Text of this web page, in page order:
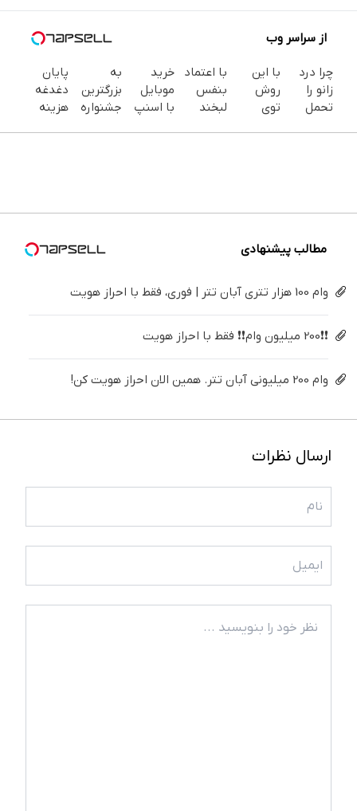
از سراسر وب
چرا درد
زانو را
تحمل
کن
با این
روش
توی
با اعتماد
بنفس
لبخند
خرید
موبایل
با اسنپ
به
بزرگترین
جشنواره
پایان
دغدغه
هزینه
کننده
مطالب پیشنهادی
وام 100 هزار تتری آبان تتر | فوری، فقط با احراز هویت
❗❗200 میلیون وام❗❗ فقط با احراز هویت
وام 200 میلیونی آبان تتر. همین الان احراز هویت کن!
ارسال نظرات